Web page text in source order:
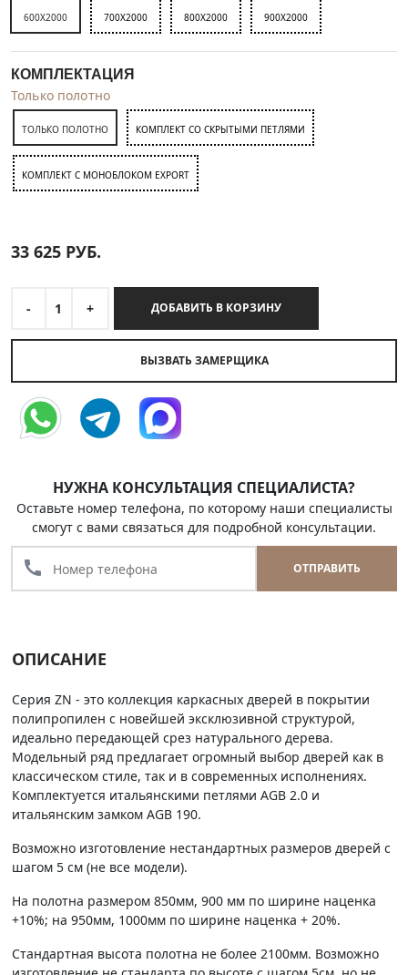
600X2000 700X2000 800X2000 900X2000
КОМПЛЕКТАЦИЯ
Только полотно
ТОЛЬКО ПОЛОТНО КОМПЛЕКТ СО СКРЫТЫМИ ПЕТЛЯМИ
КОМПЛЕКТ C МОНОБЛОКОМ EXPORT
33 625 РУБ.
- 1 + ДОБАВИТЬ В КОРЗИНУ
ВЫЗВАТЬ ЗАМЕРЩИКА
НУЖНА КОНСУЛЬТАЦИЯ СПЕЦИАЛИСТА?
Оставьте номер телефона, по которому наши специалисты
смогут с вами связаться для подробной консультации.
call ОТПРАВИТЬ
ОПИСАНИЕ
Серия ZN - это коллекция каркасных дверей в покрытии
полипропилен с новейшей эксклюзивной структурой,
идеально передающей срез натурального дерева.
Модельный ряд предлагает огромный выбор дверей как в
классическом стиле, так и в современных исполнениях.
Комплектуется итальянскими петлями AGB 2.0 и
итальянским замком AGB 190.
Возможно изготовление нестандартных размеров дверей с
шагом 5 см (не все модели).
На полотна размером 850мм, 900 мм по ширине наценка
+10%; на 950мм, 1000мм по ширине наценка + 20%.
Стандартная высота полотна не более 2100мм. Возможно